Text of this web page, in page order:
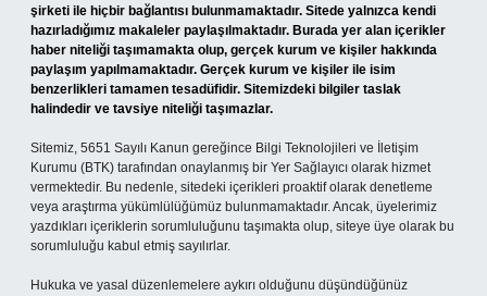
şirketi ile hiçbir bağlantısı bulunmamaktadır. Sitede yalnızca kendi
hazırladığımız makaleler paylaşılmaktadır. Burada yer alan içerikler
haber niteliği taşımamakta olup, gerçek kurum ve kişiler hakkında
paylaşım yapılmamaktadır. Gerçek kurum ve kişiler ile isim
benzerlikleri tamamen tesadüfidir. Sitemizdeki bilgiler taslak
halindedir ve tavsiye niteliği taşımazlar.
Sitemiz, 5651 Sayılı Kanun gereğince Bilgi Teknolojileri ve İletişim
Kurumu (BTK) tarafından onaylanmış bir Yer Sağlayıcı olarak hizmet
vermektedir. Bu nedenle, sitedeki içerikleri proaktif olarak denetleme
veya araştırma yükümlülüğümüz bulunmamaktadır. Ancak, üyelerimiz
yazdıkları içeriklerin sorumluluğunu taşımakta olup, siteye üye olarak bu
sorumluluğu kabul etmiş sayılırlar.
Hukuka ve yasal düzenlemelere aykırı olduğunu düşündüğünüz